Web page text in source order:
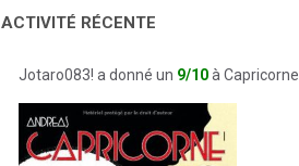
RÉCENTE
Jotaro083! a donné un 9/10à Capricorne